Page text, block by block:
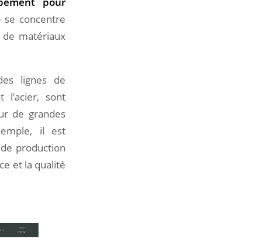
se concentre
matériaux
lignes de
l’acier, sont
de grandes
il est
production
et la qualité